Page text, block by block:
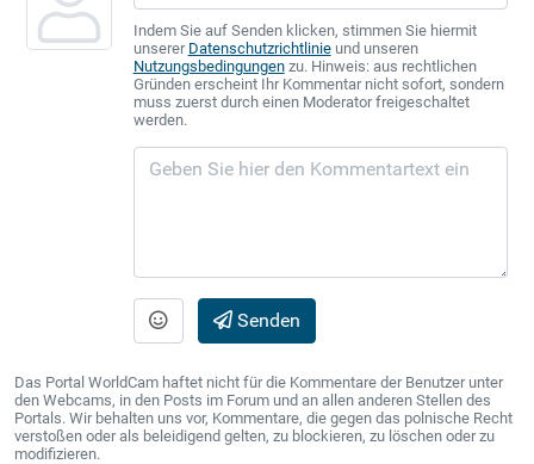
Indem Sie auf Senden klicken, stimmen Sie hiermit
unserer Datenschutzrichtlinieund unseren
Nutzungsbedingungenzu. Hinweis: aus rechtlichen
Gründen erscheint Ihr Kommentar nicht sofort, sondern
muss zuerst durch einen Moderator freigeschaltet
werden.
Senden
Das Portal WorldCam haftet nicht für die Kommentare der Benutzer unter
den Webcams, in den Posts im Forum und an allen anderen Stellen des
Portals. Wir behalten uns vor, Kommentare, die gegen das polnische Recht
verstoßen oder als beleidigend gelten, zu blockieren, zu löschen oder zu
modifizieren.